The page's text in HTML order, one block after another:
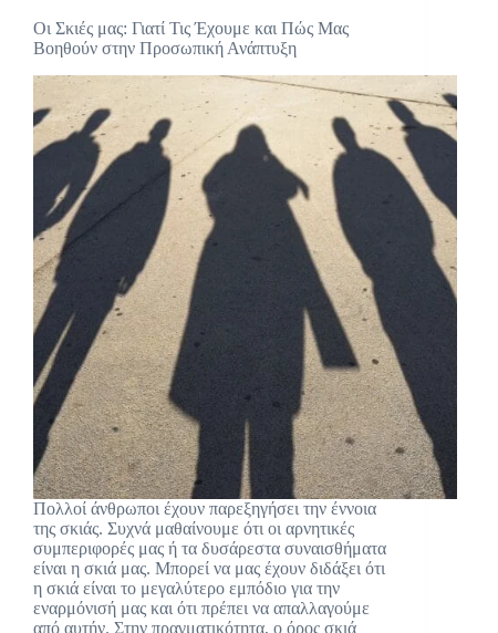
Οι Σκιές μας: Γιατί Τις Έχουμε και Πώς Μας
Βοηθούν στην Προσωπική Ανάπτυξη
Πολλοί άνθρωποι έχουν παρεξηγήσει την έννοια
της σκιάς. Συχνά μαθαίνουμε ότι οι αρνητικές
συμπεριφορές μας ή τα δυσάρεστα συναισθήματα
είναι η σκιά μας. Μπορεί να μας έχουν διδάξει ότι
η σκιά είναι το μεγαλύτερο εμπόδιο για την
εναρμόνισή μας και ότι πρέπει να απαλλαγούμε
από αυτήν. Στην πραγματικότητα, ο όρος σκιά